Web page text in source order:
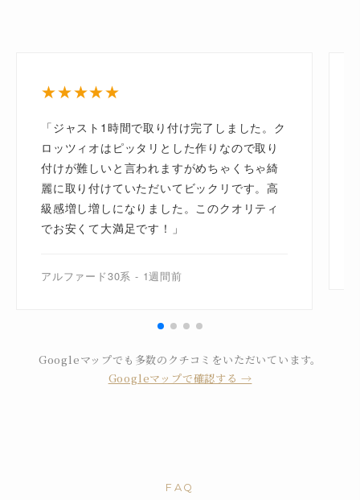
★★★★★
「ジャスト1時間で取り付け完了しました。ク
ロッツィオはピッタリとした作りなので取り
付けが難しいと言われますがめちゃくちゃ綺
麗に取り付けていただいてビックリです。高
級感増し増しになりました。このクオリティ
でお安くて大満足です！」
アルファード30系 - 1週間前
Googleマップでも多数のクチコミをいただいています。
Googleマップで確認する →
FAQ